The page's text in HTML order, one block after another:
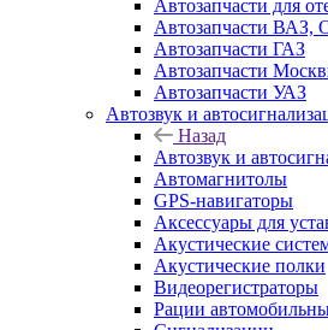
Автозапчасти для
Автозапчасти ВАЗ,
Автозапчасти ГАЗ
Автозапчасти
Автозапчасти УАЗ
Автозвук и
Назад
Автозвук и
Автомагнитолы
GPS-навигаторы
Аксессуары для
Акустические
Акустические полки
Видеорегистраторы
Рации